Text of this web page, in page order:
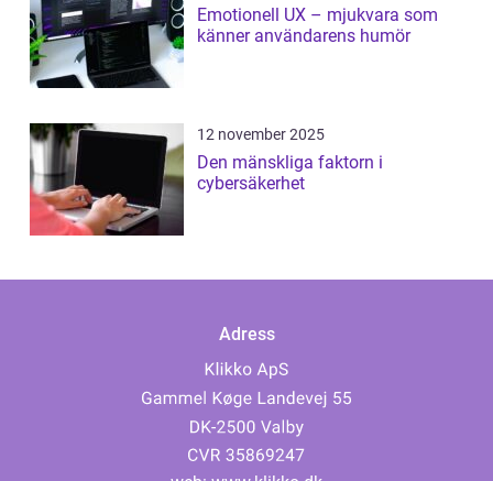
Emotionell UX – mjukvara som
känner användarens humör
12 november 2025
Den mänskliga faktorn i
cybersäkerhet
Adress